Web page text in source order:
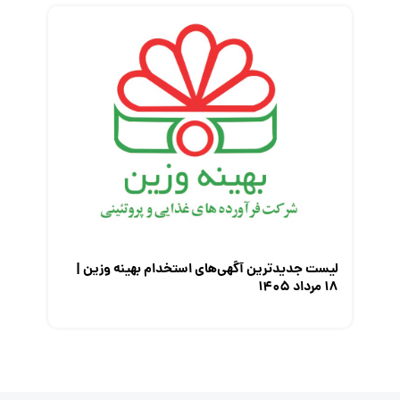
لیست جدیدترین آگهی‌های استخدام بهینه وزین |
۱۸ مرداد ۱۴۰۵